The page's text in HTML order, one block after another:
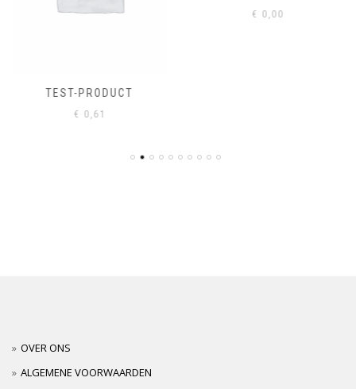
TEST-PRODUCT
€ 0,61
€ 0,00
OVER ONS
ALGEMENE VOORWAARDEN